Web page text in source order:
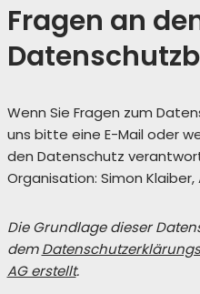
Fragen an
Wenn Sie Fragen zum
uns bitte eine E-Mail oder
den Datenschutz
Organisation: Simon Klaiber,
Die Grundlage dieser
dem
AG erstellt.